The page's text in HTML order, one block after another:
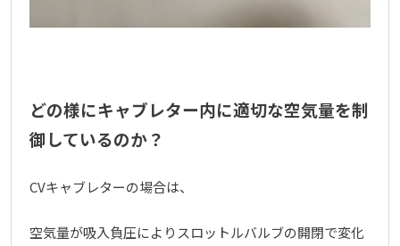
どの様にキャブレター内に適切な空気量を制
御しているのか？
CVキャブレターの場合は、
空気量が吸入負圧によりスロットルバルブの開閉で変化